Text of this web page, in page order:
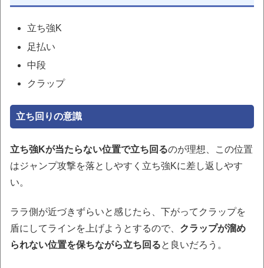
立ち強K
足払い
中段
クラップ
立ち回りの意識
立ち強Kが当たらない位置で立ち回るのが理想、この位置
はジャンプ攻撃を落としやすく立ち強Kに差し返しやす
い。
ララ側が近づきずらいと感じたら、下がってクラップを
盾にしてラインを上げようとするので、 クラップが溜め
られない位置を保ちながら立ち回ると良いだろう。